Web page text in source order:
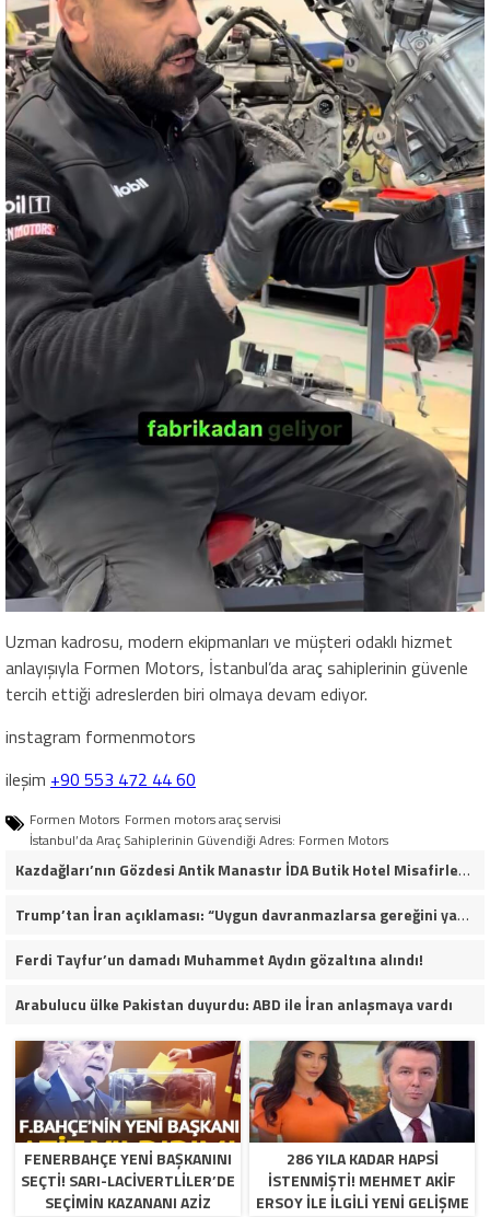
Uzman kadrosu, modern ekipmanları ve müşteri odaklı hizmet
anlayışıyla Formen Motors, İstanbul’da araç sahiplerinin güvenle
tercih ettiği adreslerden biri olmaya devam ediyor.
instagram formenmotors
ileşim +90 553 472 44 60
Formen Motors Formen motors araç servisi
İstanbul’da Araç Sahiplerinin Güvendiği Adres: Formen Motors
Kazdağları’nın Gözdesi Antik Manastır İDA Butik Hotel Misafirlerinden Tam Not Alıyor
Trump’tan İran açıklaması: “Uygun davranmazlarsa gereğini yaparım”
Ferdi Tayfur’un damadı Muhammet Aydın gözaltına alındı!
Arabulucu ülke Pakistan duyurdu: ABD ile İran anlaşmaya vardı
FENERBAHÇE YENI BAŞKANINI
SEÇTI! SARI-LACIVERTLILER’DE
SEÇIMIN KAZANANI AZIZ
286 YILA KADAR HAPSI
ISTENMIŞTI! MEHMET AKIF
ERSOY ILE ILGILI YENI GELIŞME